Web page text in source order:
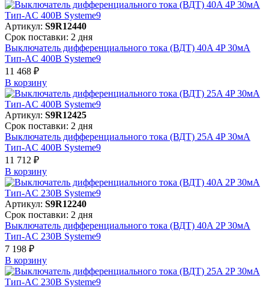
Артикул: S9R12440
Срок поставки: 2 дня
Выключатель дифференциального тока (ВДТ) 40A 4P 30мА
Тип-AC 400В Systeme9
11 468 ₽
В корзинy
Артикул: S9R12425
Срок поставки: 2 дня
Выключатель дифференциального тока (ВДТ) 25A 4P 30мА
Тип-AC 400В Systeme9
11 712 ₽
В корзинy
Артикул: S9R12240
Срок поставки: 2 дня
Выключатель дифференциального тока (ВДТ) 40A 2P 30мА
Тип-AC 230В Systeme9
7 198 ₽
В корзинy